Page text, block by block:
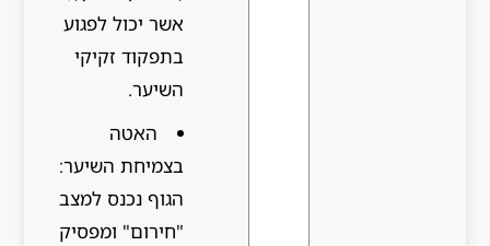
אשר יכול לפגוע
בתפקוד זקיקי
השיער.
האטה
בצמיחת השיער:
הגוף נכנס למצב
"חירום" ומפסיק